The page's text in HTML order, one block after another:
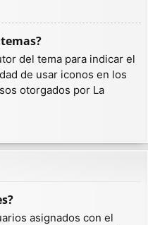
del tema para indicar el
de usar iconos en los
otorgados por La
asignados con el